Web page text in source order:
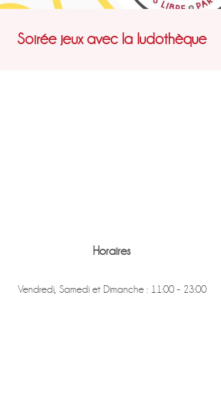
Soirée jeux avec la ludothèque
Horaires
Vendredi, Samedi et Dimanche : 11:00 - 23:00